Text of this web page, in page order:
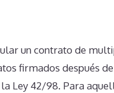
un contrato de
firmados después
Ley 42/98. Para